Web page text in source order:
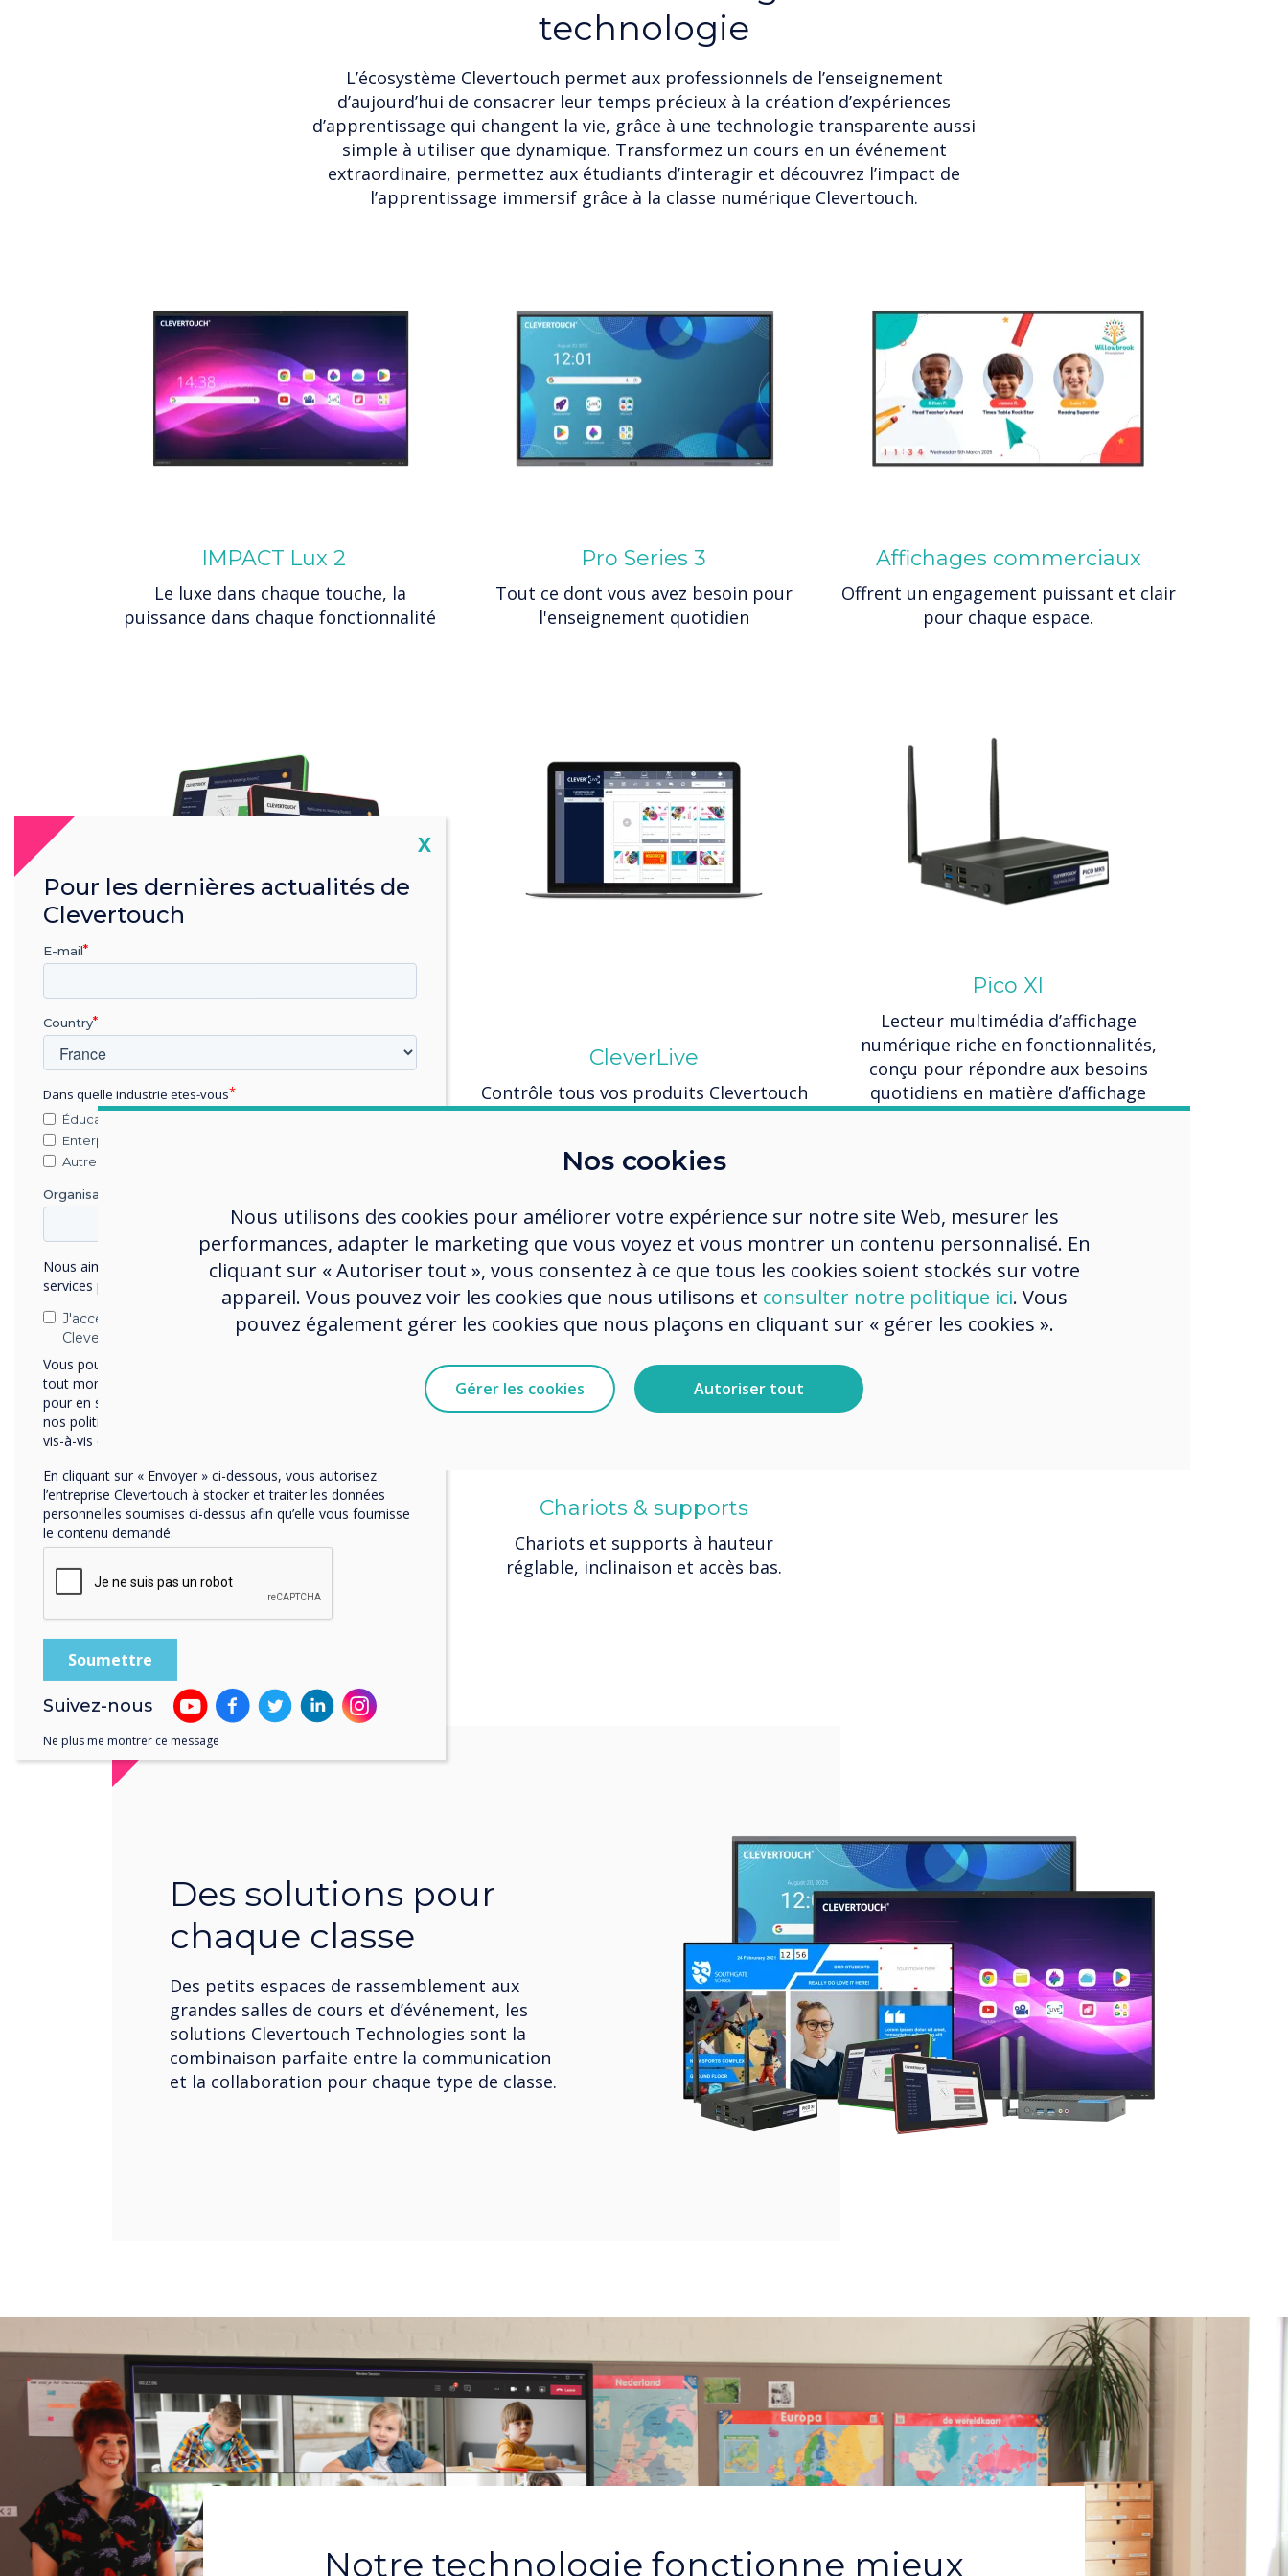
technologie
L’écosystème Clevertouch permet aux professionnels de l’enseignement
d’aujourd’hui de consacrer leur temps précieux à la création d’expériences
d’apprentissage qui changent la vie, grâce à une technologie transparente aussi
simple à utiliser que dynamique. Transformez un cours en un événement
extraordinaire, permettez aux étudiants d’interagir et découvrez l’impact de
l’apprentissage immersif grâce à la classe numérique Clevertouch.
IMPACT Lux 2
Le luxe dans chaque touche, la
puissance dans chaque fonctionnalité
Pro Series 3
Tout ce dont vous avez besoin pour
l'enseignement quotidien
Affichages commerciaux
Offrent un engagement puissant et clair
pour chaque espace.
Écrans de réservation de salles
Totalement intégrés et faciles à utiliser.
CleverLive
Contrôle tous vos produits Clevertouch
depuis un lieu central.
Pico XI
Lecteur multimédia d’affichage
numérique riche en fonctionnalités,
conçu pour répondre aux besoins
quotidiens en matière d’affichage
numérique.
CleverCam
Une image parfaite et de grande qualité
pour les réunions hybrides, virtuelles et
Chariots & supports
Chariots et supports à hauteur
réglable, inclinaison et accès bas.
Des solutions pour
chaque classe
Des petits espaces de rassemblement aux
grandes salles de cours et d’événement, les
solutions Clevertouch Technologies sont la
combinaison parfaite entre la communication
et la collaboration pour chaque type de classe.
Notre technologie fonctionne mieux
Nos cookies
Nous utilisons des cookies pour améliorer votre expérience sur notre site Web, mesurer les
performances, adapter le marketing que vous voyez et vous montrer un contenu personnalisé. En
cliquant sur « Autoriser tout », vous consentez à ce que tous les cookies soient stockés sur votre
appareil. Vous pouvez voir les cookies que nous utilisons et consulter notre politique ici. Vous
pouvez également gérer les cookies que nous plaçons en cliquant sur « gérer les cookies ».
Gérer les cookies Autoriser tout
Close
X
Pour les dernières actualités de
Clevertouch
E-mail
Country
Dans quelle industrie etes-vous
Éducation
Enterprise
Autres
Organisation Name
Nous aimerions vous contacter au sujet de nos produits et
services par e-mail, téléphone ou courrier.
J'accepte de recevoir des communications de
Clevertouch.
Vous pouvez vous désabonner de ces communications à
tout moment. Consultez notre Politique de confidentialité
pour en savoir plus sur nos modalités de désabonnement,
nos politiques de confidentialité et sur notre engagement
vis-à-vis de la protection et du respect de la vie privée.
En cliquant sur « Envoyer » ci-dessous, vous autorisez
l’entreprise Clevertouch à stocker et traiter les données
personnelles soumises ci-dessus afin qu’elle vous fournisse
le contenu demandé.
Suivez-nous
Ne plus me montrer ce message